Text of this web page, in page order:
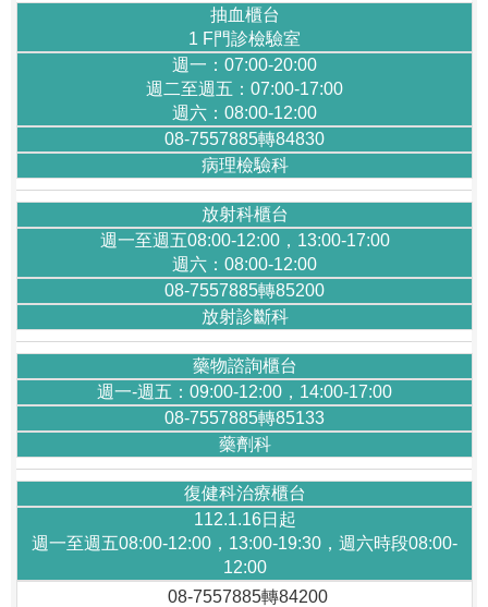
抽血櫃台
1 F門診檢驗室
週一：07:00-20:00
週二至週五：07:00-17:00
週六：08:00-12:00
08-7557885轉84830
病理檢驗科
放射科櫃台
週一至週五08:00-12:00，13:00-17:00
週六：08:00-12:00
08-7557885轉85200
放射診斷科
藥物諮詢櫃台
週一-週五：09:00-12:00，14:00-17:00
08-7557885轉85133
藥劑科
復健科治療櫃台
112.1.16日起
週一至週五08:00-12:00，13:00-19:30，週六時段08:00-
12:00
08-7557885轉84200